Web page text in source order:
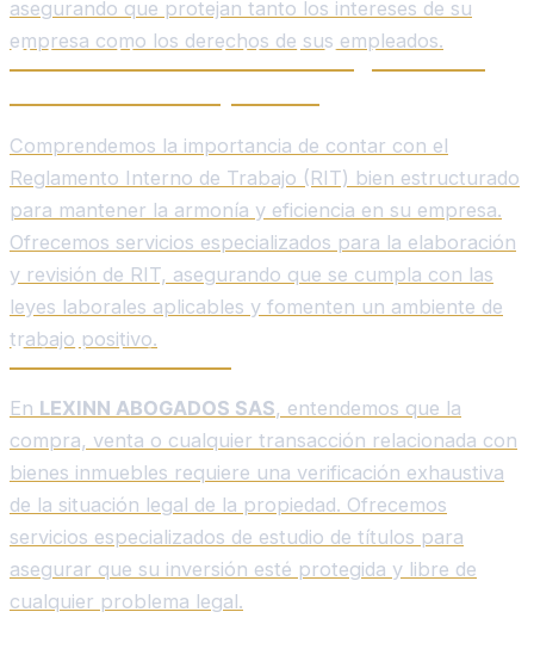
asegurando que protejan tanto los intereses de su
empresa como los derechos de sus empleados.
Elaboración o revisión de Reglamentos
Comprendemos la importancia de contar con el
Reglamento Interno de Trabajo (RIT) bien estructurado
para mantener la armonía y eficiencia en su empresa.
Ofrecemos servicios especializados para la elaboración
y revisión de RIT, asegurando que se cumpla con las
leyes laborales aplicables y fomenten un ambiente de
trabajo positivo.
Estudio de títulos.
En LEXINN ABOGADOS SAS, entendemos que la
compra, venta o cualquier transacción relacionada con
bienes inmuebles requiere una verificación exhaustiva
de la situación legal de la propiedad. Ofrecemos
servicios especializados de estudio de títulos para
asegurar que su inversión esté protegida y libre de
cualquier problema legal.